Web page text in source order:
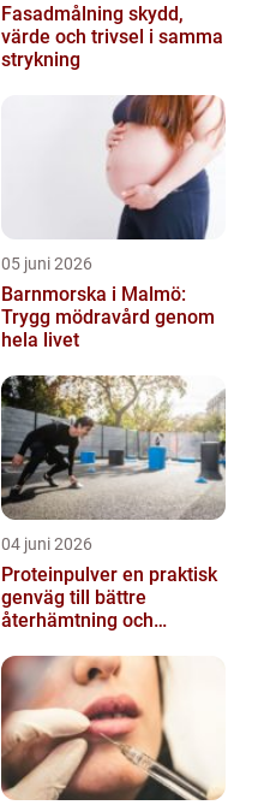
Fasadmålning skydd,
värde och trivsel i samma
strykning
05 juni 2026
Barnmorska i Malmö:
Trygg mödravård genom
hela livet
04 juni 2026
Proteinpulver en praktisk
genväg till bättre
återhämtning och